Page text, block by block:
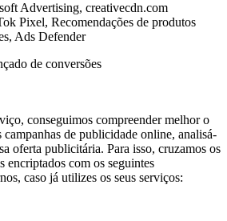
Advertising, creativecdn.com
Pixel, Recomendações de produtos
Ads Defender
de conversões
conseguimos compreender melhor o
campanhas de publicidade online, analisá-
oferta publicitária. Para isso, cruzamos os
encriptados com os seguintes
caso já utilizes os seus serviços: